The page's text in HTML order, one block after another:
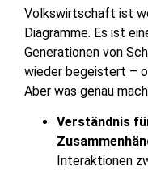
Volkswirtschaft ist
Diagramme. Es ist
Generationen von
wieder begeistert –
Aber was genau
Verständnis
Interaktionen